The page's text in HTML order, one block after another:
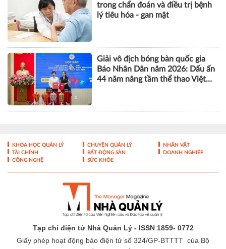
trong chẩn đoán và điều trị bệnh
lý tiêu hóa - gan mật
Giải vô địch bóng bàn quốc gia
Báo Nhân Dân năm 2026: Dấu ấn
44 năm nâng tầm thể thao Việt
KHOA HỌC QUẢN LÝ CHUYỆN QUẢN LÝ
NHÂN VẬT
TÀI CHÍNH
BẤT ĐỘNG SẢN
DOANH NGHIỆP
CÔNG NGHỆ
SỨC KHỎE
Tạp chí điện tử Nhà Quản Lý - ISSN 1859- 0772
Giấy phép hoạt động báo điện tử số 324/GP-BTTTT của Bộ